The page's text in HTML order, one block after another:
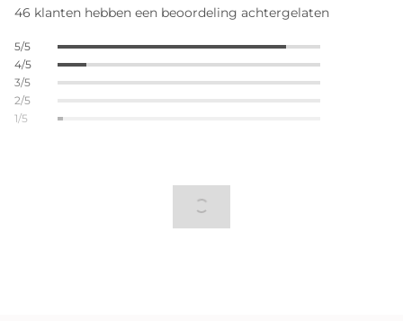
46 klanten hebben een beoordeling achtergelaten
5/5
4/5
3/5
2/5
1/5